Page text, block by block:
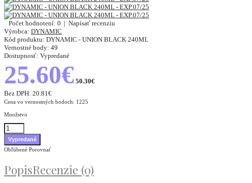
Počet hodnotení: 0 | Napísať recenziu
Výrobca: DYNAMIC
Kód produktu: DYNAMIC - UNION BLACK 240ML
Vernostné body: 49
Dostupnosť: Vypredané
25.60€ 50.30€
Bez DPH: 20.81€
Cena vo vernostných bodoch: 1225
Množstvo
Obľúbené Porovnať
PopisRecenzie (0)